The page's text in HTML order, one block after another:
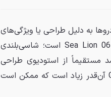
به دلیل طراحی یا ویژگی‌های
خاص خود برجسته می‌شوند. یکی از این خودروهای بی‌وای‌دی Sea Lion 06 است؛ شاسی‌بلندی
مستقیماً از استودیوی طراحی
جنسیس بیرون آمده باشد! شباهت این خودرو به جنسیس GV60 آن‌قدر زیاد است که ممکن است